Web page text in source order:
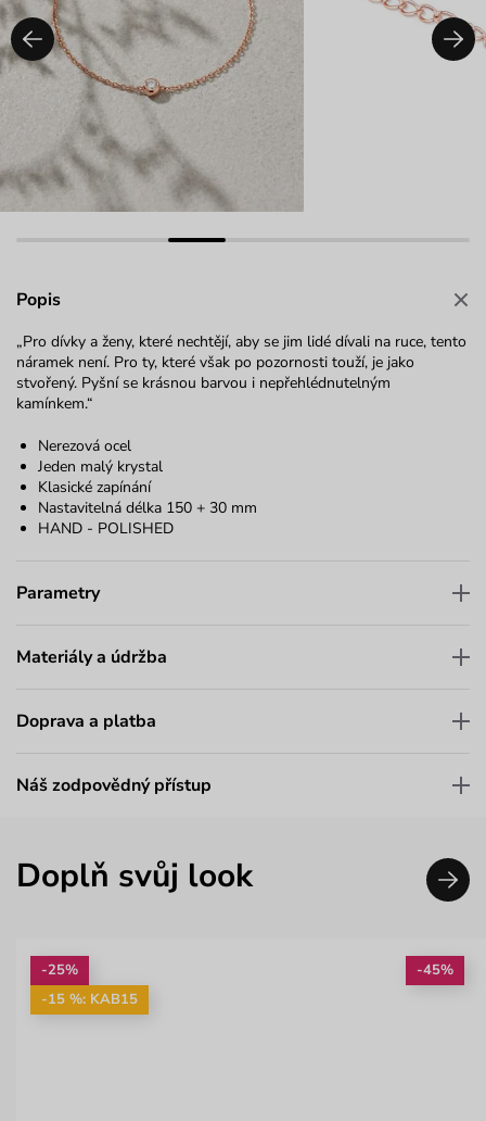
Popis
„Pro dívky a ženy, které nechtějí, aby se jim lidé dívali na ruce, tento
náramek není. Pro ty, které však po pozornosti touží, je jako
stvořený. Pyšní se krásnou barvou i nepřehlédnutelným
kamínkem.“
Nerezová ocel
Jeden malý krystal
Klasické zapínání
Nastavitelná délka 150 + 30 mm
HAND - POLISHED
Parametry
Materiály a údržba
Doprava a platba
Náš zodpovědný přístup
Doplň svůj look
-25%
-15 %: KAB15
-45%